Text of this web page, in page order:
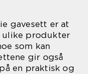
gavesett er at
ulike produkter
som kan
gir også
en praktisk og